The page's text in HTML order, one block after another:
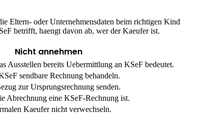
Eltern- oder Unternehmensdaten beim richtigen Kind
betrifft, haengt davon ab, wer der Kaeufer ist.
Nicht annehmen
Ausstellen bereits Uebermittlung an KSeF bedeutet.
sendbare Rechnung behandeln.
zur Ursprungsrechnung senden.
Abrechnung eine KSeF-Rechnung ist.
Kaeufer nicht verwechseln.